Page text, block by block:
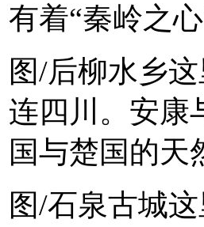
有着“秦岭之心
图/后柳水乡
连四川。安康
国与楚国的天
图/石泉古城